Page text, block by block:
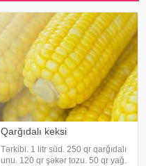
Qarğıdalı keksi
Tərkibi. 1 litr süd. 250 qr qarğıdalı
unu. 120 qr şəkər tozu. 50 qr yağ.